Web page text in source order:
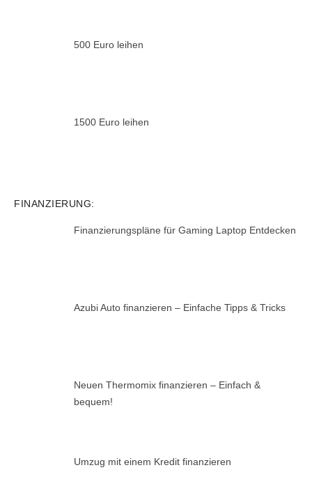
500 Euro leihen
1500 Euro leihen
FINANZIERUNG:
Finanzierungspläne für Gaming Laptop Entdecken
Azubi Auto finanzieren – Einfache Tipps & Tricks
Neuen Thermomix finanzieren – Einfach &
bequem!
Umzug mit einem Kredit finanzieren